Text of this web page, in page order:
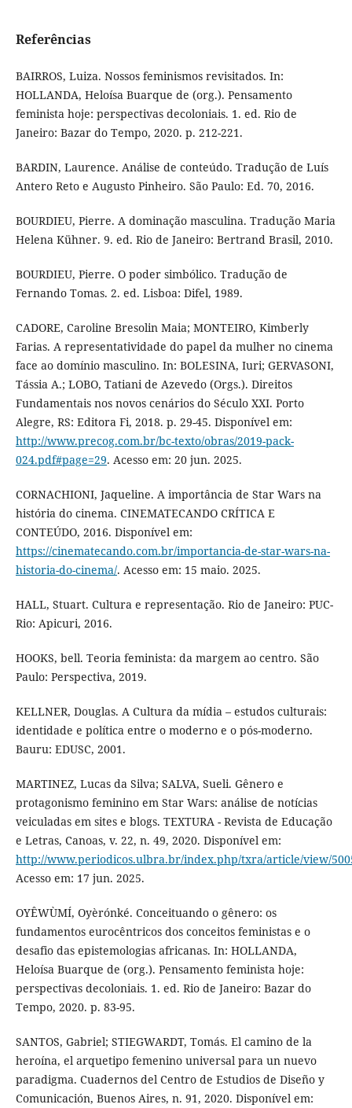
Referências
BAIRROS, Luiza. Nossos feminismos revisitados. In:
HOLLANDA, Heloísa Buarque de (org.). Pensamento
feminista hoje: perspectivas decoloniais. 1. ed. Rio de
Janeiro: Bazar do Tempo, 2020. p. 212-221.
BARDIN, Laurence. Análise de conteúdo. Tradução de Luís
Antero Reto e Augusto Pinheiro. São Paulo: Ed. 70, 2016.
BOURDIEU, Pierre. A dominação masculina. Tradução Maria
Helena Kühner. 9. ed. Rio de Janeiro: Bertrand Brasil, 2010.
BOURDIEU, Pierre. O poder simbólico. Tradução de
Fernando Tomas. 2. ed. Lisboa: Difel, 1989.
CADORE, Caroline Bresolin Maia; MONTEIRO, Kimberly
Farias. A representatividade do papel da mulher no cinema
face ao domínio masculino. In: BOLESINA, Iuri; GERVASONI,
Tássia A.; LOBO, Tatiani de Azevedo (Orgs.). Direitos
Fundamentais nos novos cenários do Século XXI. Porto
Alegre, RS: Editora Fi, 2018. p. 29-45. Disponível em:
http://www.precog.com.br/bc-texto/obras/2019-pack-
024.pdf#page=29. Acesso em: 20 jun. 2025.
CORNACHIONI, Jaqueline. A importância de Star Wars na
história do cinema. CINEMATECANDO CRÍTICA E
CONTEÚDO, 2016. Disponível em:
https://cinematecando.com.br/importancia-de-star-wars-na-
historia-do-cinema/. Acesso em: 15 maio. 2025.
HALL, Stuart. Cultura e representação. Rio de Janeiro: PUC-
Rio: Apicuri, 2016.
HOOKS, bell. Teoria feminista: da margem ao centro. São
Paulo: Perspectiva, 2019.
KELLNER, Douglas. A Cultura da mídia – estudos culturais:
identidade e política entre o moderno e o pós-moderno.
Bauru: EDUSC, 2001.
MARTINEZ, Lucas da Silva; SALVA, Sueli. Gênero e
protagonismo feminino em Star Wars: análise de notícias
veiculadas em sites e blogs. TEXTURA - Revista de Educação
e Letras, Canoas, v. 22, n. 49, 2020. Disponível em:
http://www.periodicos.ulbra.br/index.php/txra/article/view/
Acesso em: 17 jun. 2025.
OYÊWÙMÍ, Oyèrónké. Conceituando o gênero: os
fundamentos eurocêntricos dos conceitos feministas e o
desafio das epistemologias africanas. In: HOLLANDA,
Heloísa Buarque de (org.). Pensamento feminista hoje:
perspectivas decoloniais. 1. ed. Rio de Janeiro: Bazar do
Tempo, 2020. p. 83-95.
SANTOS, Gabriel; STIEGWARDT, Tomás. El camino de la
heroína, el arquetipo femenino universal para un nuevo
paradigma. Cuadernos del Centro de Estudios de Diseño y
Comunicación, Buenos Aires, n. 91, 2020. Disponível em: